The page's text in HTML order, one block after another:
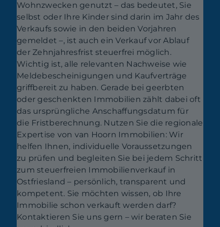
Wohnzwecken genutzt – das bedeutet, Sie
selbst oder Ihre Kinder sind darin im Jahr des
Verkaufs sowie in den beiden Vorjahren
gemeldet –, ist auch ein Verkauf vor Ablauf
der Zehnjahresfrist steuerfrei möglich.
Wichtig ist, alle relevanten Nachweise wie
Meldebescheinigungen und Kaufverträge
griffbereit zu haben. Gerade bei geerbten
oder geschenkten Immobilien zählt dabei oft
das ursprüngliche Anschaffungsdatum für
die Fristberechnung. Nutzen Sie die regionale
Expertise von van Hoorn Immobilien: Wir
helfen Ihnen, individuelle Voraussetzungen
zu prüfen und begleiten Sie bei jedem Schritt
zum steuerfreien Immobilienverkauf in
Ostfriesland – persönlich, transparent und
kompetent. Sie möchten wissen, ob Ihre
Immobilie schon verkauft werden darf?
Kontaktieren Sie uns gern – wir beraten Sie